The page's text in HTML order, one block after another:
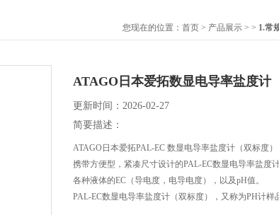
您现在的位置： 首页 > 产品展示 > > 1.常
ATAGO日本爱拓数显电导率盐度计
更新时间：2026-02-27
简要描述：
ATAGO日本爱拓PAL-EC 数显电导率盐度计（双标度）
携带方便型，紧凑尺寸设计的PAL-EC数显电导率盐度
各种液体的EC（导电度，电导电度），以及pH值。
PAL-EC数显电导率盐度计（双标度），又称为PH计样